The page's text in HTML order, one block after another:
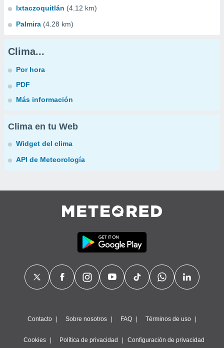
Ixtaczoquitlán (4.12 km)
Palmira (4.28 km)
Clima...
Por hora
PDF
Más información
Clima en tu Web
Widget del clima
API de Meteorología
Contacto Sobre nosotros FAQ Términos de uso
Cookies Política de privacidad Configuración de privacidad